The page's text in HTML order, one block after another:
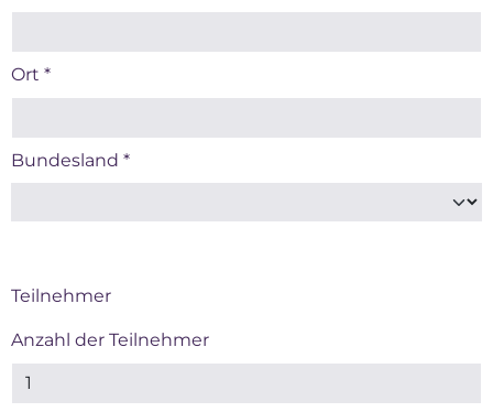
Ort *
Bundesland *
Teilnehmer
Anzahl der Teilnehmer